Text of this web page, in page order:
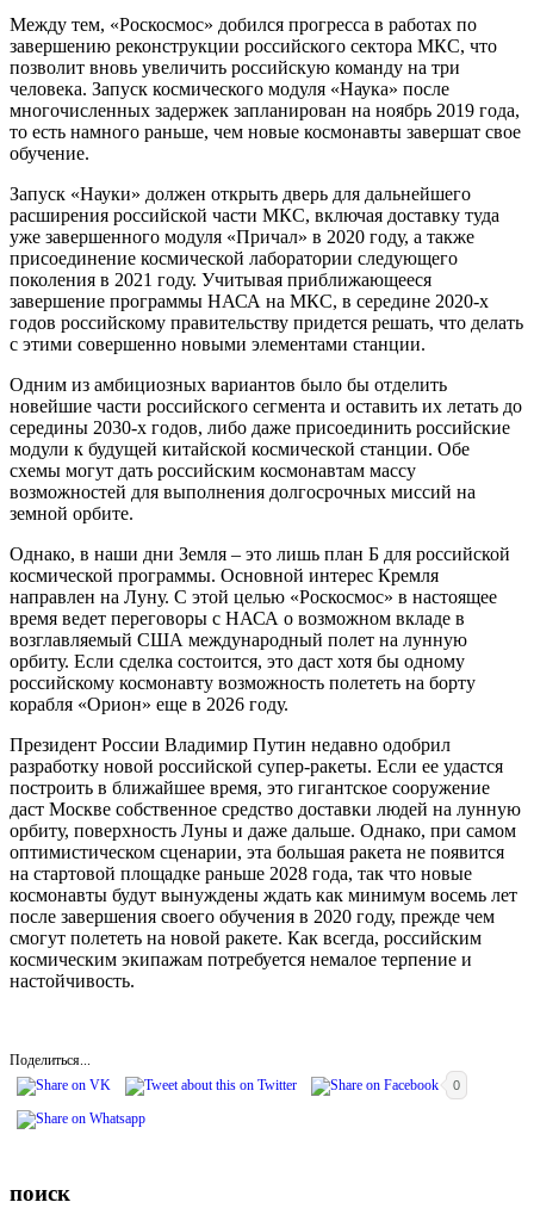
Между тем, «Роскосмос» добился прогресса в работах по
завершению реконструкции российского сектора МКС, что
позволит вновь увеличить российскую команду на три
человека. Запуск космического модуля «Наука» после
многочисленных задержек запланирован на ноябрь 2019 года,
то есть намного раньше, чем новые космонавты завершат свое
обучение.
Запуск «Науки» должен открыть дверь для дальнейшего
расширения российской части МКС, включая доставку туда
уже завершенного модуля «Причал» в 2020 году, а также
присоединение космической лаборатории следующего
поколения в 2021 году. Учитывая приближающееся
завершение программы НАСА на МКС, в середине 2020-х
годов российскому правительству придется решать, что делать
с этими совершенно новыми элементами станции.
Одним из амбициозных вариантов было бы отделить
новейшие части российского сегмента и оставить их летать до
середины 2030-х годов, либо даже присоединить российские
модули к будущей китайской космической станции. Обе
схемы могут дать российским космонавтам массу
возможностей для выполнения долгосрочных миссий на
земной орбите.
Однако, в наши дни Земля – это лишь план Б для российской
космической программы. Основной интерес Кремля
направлен на Луну. С этой целью «Роскосмос» в настоящее
время ведет переговоры с НАСА о возможном вкладе в
возглавляемый США международный полет на лунную
орбиту. Если сделка состоится, это даст хотя бы одному
российскому космонавту возможность полететь на борту
корабля «Орион» еще в 2026 году.
Президент России Владимир Путин недавно одобрил
разработку новой российской супер-ракеты. Если ее удастся
построить в ближайшее время, это гигантское сооружение
даст Москве собственное средство доставки людей на лунную
орбиту, поверхность Луны и даже дальше. Однако, при самом
оптимистическом сценарии, эта большая ракета не появится
на стартовой площадке раньше 2028 года, так что новые
космонавты будут вынуждены ждать как минимум восемь лет
после завершения своего обучения в 2020 году, прежде чем
смогут полететь на новой ракете. Как всегда, российским
космическим экипажам потребуется немалое терпение и
настойчивость.
Поделиться...
0
поиск